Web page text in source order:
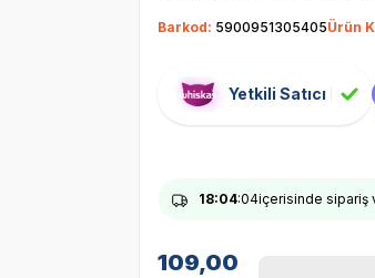
Barkod: 5900951305405Ürün
Yetkili Satıcı
18:04:03içerisinde sipariş
109,00